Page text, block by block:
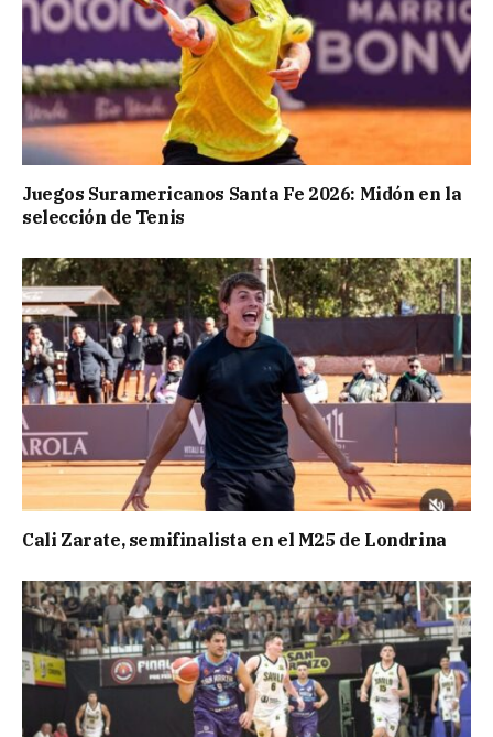
Juegos Suramericanos Santa Fe 2026: Midón en la
selección de Tenis
Cali Zarate, semifinalista en el M25 de Londrina